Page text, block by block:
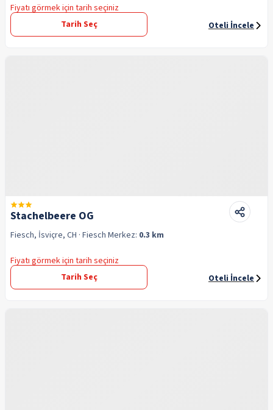
Fiyatı görmek için tarih seçiniz
Tarih Seç
Oteli İncele
Stachelbeere OG
Fiesch, İsviçre, CH · Fiesch Merkez: 0.3 km
Fiyatı görmek için tarih seçiniz
Tarih Seç
Oteli İncele